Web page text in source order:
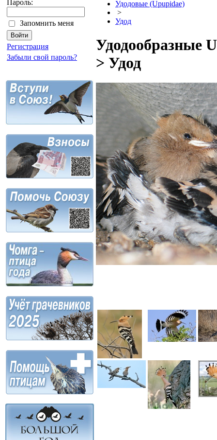
Пароль:
Запомнить меня
Регистрация
Забыли свой пароль?
Удодовые (Upupidae)
>
Удод
Удодообразные
> Удод